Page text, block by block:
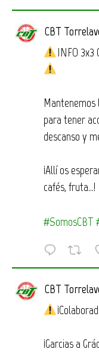
CBT
INFO 3x3
para tener
descanso y
¡Allí os
cafés, fruta…!
#SomosCBT
CBT
¡Garcias a